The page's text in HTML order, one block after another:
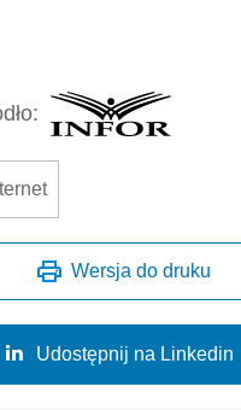
Wersja do druku
Udostępnij na Linkedin